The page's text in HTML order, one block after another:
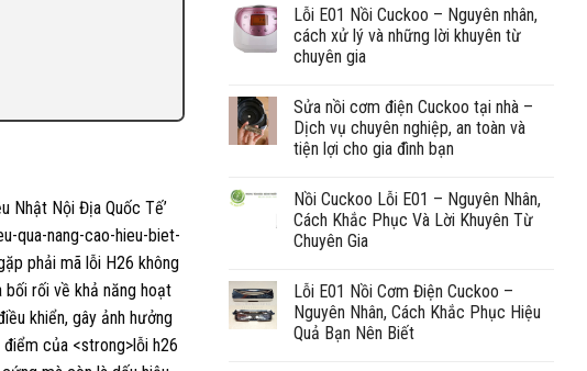
Lỗi E01 Nồi Cuckoo – Nguyên nhân,
cách xử lý và những lời khuyên từ
chuyên gia
Sửa nồi cơm điện Cuckoo tại nhà –
Dịch vụ chuyên nghiệp, an toàn và
tiện lợi cho gia đình bạn
Nồi Cuckoo Lỗi E01 – Nguyên Nhân,
Cách Khắc Phục Và Lời Khuyên Từ
Chuyên Gia
Lỗi E01 Nồi Cơm Điện Cuckoo –
Nguyên Nhân, Cách Khắc Phục Hiệu
Quả Bạn Nên Biết